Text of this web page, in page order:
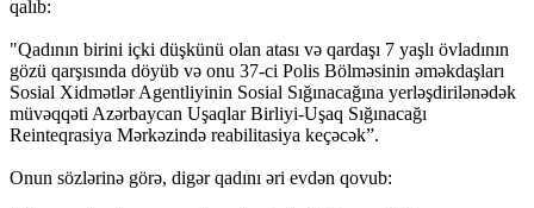
qalıb:
"Qadının birini içki düşkünü olan atası və qardaşı 7 yaşlı övladının
gözü qarşısında döyüb və onu 37-ci Polis Bölməsinin əməkdaşları
Sosial Xidmətlər Agentliyinin Sosial Sığınacağına yerləşdirilənədək
müvəqqəti Azərbaycan Uşaqlar Birliyi-Uşaq Sığınacağı
Reinteqrasiya Mərkəzində reabilitasiya keçəcək”.
Onun sözlərinə görə, digər qadını əri evdən qovub: